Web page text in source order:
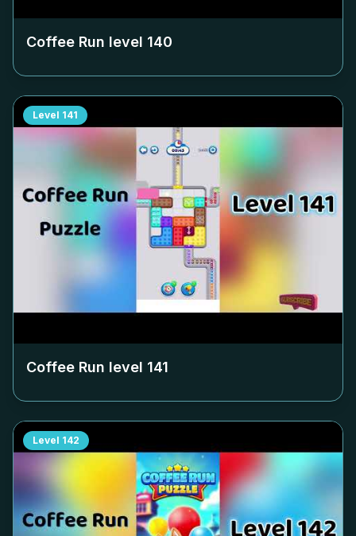
Coffee Run level 140
Level 141
Coffee Run level 141
Level 142